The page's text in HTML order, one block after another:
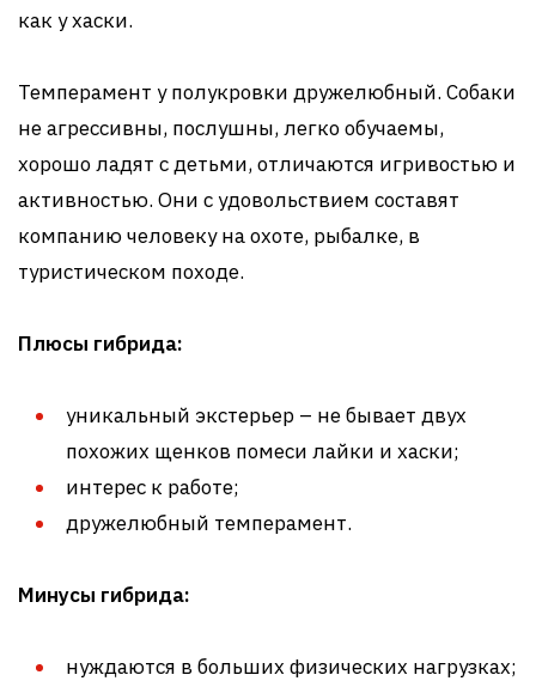
как у хаски.
Темперамент у полукровки дружелюбный. Собаки
не агрессивны, послушны, легко обучаемы,
хорошо ладят с детьми, отличаются игривостью и
активностью. Они с удовольствием составят
компанию человеку на охоте, рыбалке, в
туристическом походе.
Плюсы гибрида:
уникальный экстерьер – не бывает двух
похожих щенков помеси лайки и хаски;
интерес к работе;
дружелюбный темперамент.
Минусы гибрида:
нуждаются в больших физических нагрузках;